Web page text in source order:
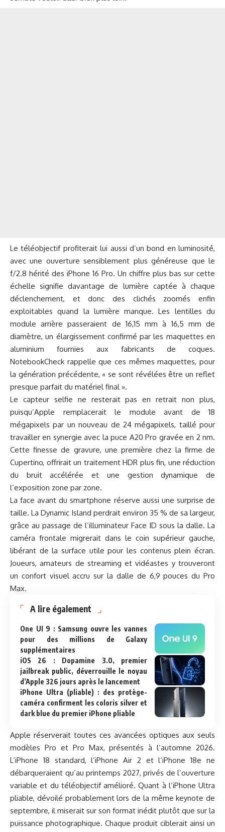
Le téléobjectif profiterait lui aussi d’un bond en luminosité,
avec une ouverture sensiblement plus généreuse que le
f/2.8 hérité des iPhone 16 Pro. Un chiffre plus bas sur cette
échelle signifie davantage de lumière captée à chaque
déclenchement, et donc des clichés zoomés enfin
exploitables quand la lumière manque. Les lentilles du
module arrière passeraient de 16,15 mm à 16,5 mm de
diamètre, un élargissement confirmé par les maquettes en
aluminium fournies aux fabricants de coques.
NotebookCheck rappelle que ces mêmes maquettes, pour
la génération précédente, « se sont révélées être un reflet
presque parfait du matériel final ».
Le capteur selfie ne resterait pas en retrait non plus,
puisqu’Apple remplacerait le module avant de 18
mégapixels par un nouveau de 24 mégapixels, taillé pour
travailler en synergie avec la puce A20 Pro gravée en 2 nm.
Cette finesse de gravure, une première chez la firme de
Cupertino, offrirait un traitement HDR plus fin, une réduction
du bruit accélérée et une gestion dynamique de
l’exposition zone par zone.
La face avant du smartphone réserve aussi une surprise de
taille. La Dynamic Island perdrait environ 35 % de sa largeur,
grâce au passage de l’illuminateur Face ID sous la dalle. La
caméra frontale migrerait dans le coin supérieur gauche,
libérant de la surface utile pour les contenus plein écran.
Joueurs, amateurs de streaming et vidéastes y trouveront
un confort visuel accru sur la dalle de 6,9 pouces du Pro
Max.
A lire également
One UI 9 : Samsung ouvre les vannes
pour des millions de Galaxy
supplémentaires
iOS 26 : Dopamine 3.0, premier
jailbreak public, déverrouille le noyau
d’Apple 326 jours après le lancement
iPhone Ultra (pliable) : des protège-
caméra confirment les coloris silver et
dark blue du premier iPhone pliable
Apple réserverait toutes ces avancées optiques aux seuls
modèles Pro et Pro Max, présentés à l’automne 2026.
L’iPhone 18 standard, l’iPhone Air 2 et l’iPhone 18e ne
débarqueraient qu’au printemps 2027, privés de l’ouverture
variable et du téléobjectif amélioré. Quant à l’iPhone Ultra
pliable, dévoilé probablement lors de la même keynote de
septembre, il miserait sur son format inédit plutôt que sur la
puissance photographique. Chaque produit ciblerait ainsi un